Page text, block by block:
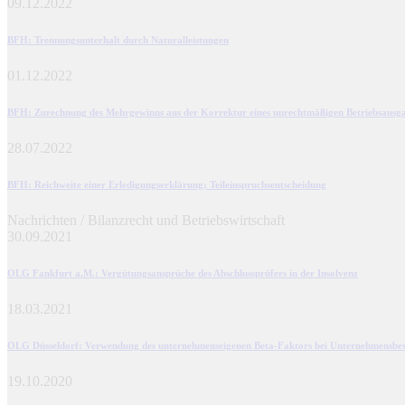
09.12.2022
BFH : Trennungsunterhalt durch Naturalleistungen
01.12.2022
BFH : Zurechnung des Mehrgewinns aus der Korrektur eines unrechtmäßigen
28.07.2022
BFH : Reichweite einer Erledigungserklärung; Teileinspruchsentscheidung
Nachrichten / Bilanzrecht und Betriebswirtschaft
30.09.2021
OLG Fankfurt a.M. : Vergütungsansprüche des Abschlussprüfers in der Insolvenz
18.03.2021
OLG Düsseldorf : Verwendung des unternehmenseigenen Beta-Faktors bei
19.10.2020